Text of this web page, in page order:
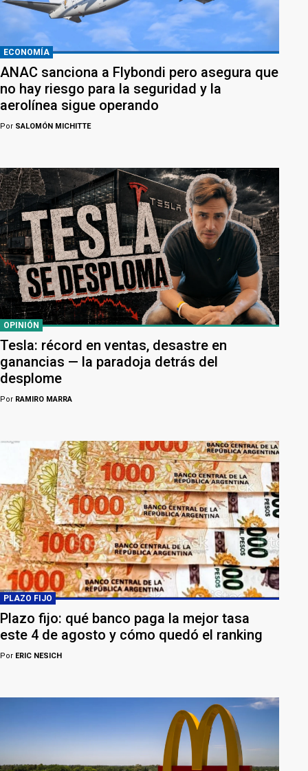
ECONOMÍA
ANAC sanciona a Flybondi pero asegura que
no hay riesgo para la seguridad y la
aerolínea sigue operando
Por SALOMÓN MICHITTE
OPINIÓN
Tesla: récord en ventas, desastre en
ganancias — la paradoja detrás del
desplome
Por RAMIRO MARRA
PLAZO FIJO
Plazo fijo: qué banco paga la mejor tasa
este 4 de agosto y cómo quedó el ranking
Por ERIC NESICH